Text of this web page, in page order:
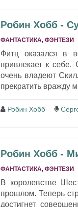
Робин Хобб -
ФАНТАСТИКА, ФЭНТЕЗИ
Фитц оказался в
привлекает к
очень владеют
прекратить вражду
Робин Хобб
Робин Хобб -
ФАНТАСТИКА, ФЭНТЕЗИ
В королевстве
прошлом. Теперь
достигнет